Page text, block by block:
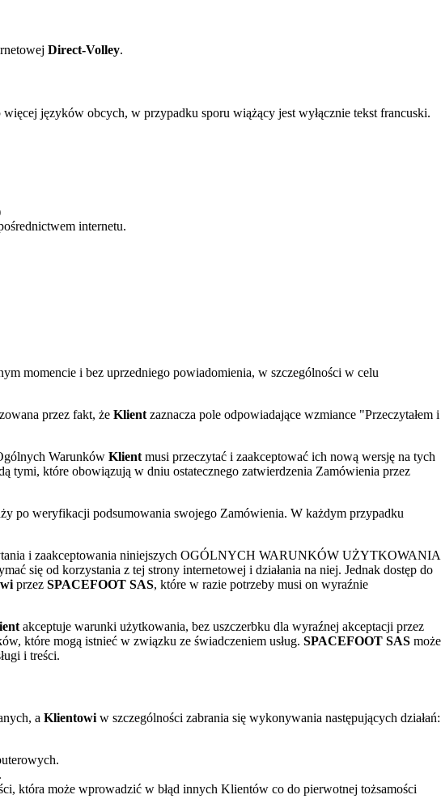
Direct-Volley.
języków obcych, w przypadku sporu wiążący jest wyłącznie tekst francuski.
internetu.
momencie i bez uprzedniego powiadomienia, w szczególności w celu
przez fakt, że Klient zaznacza pole odpowiadające wzmiance "Przeczytałem i
Warunków Klient musi przeczytać i zaakceptować ich nową wersję na tych
tymi, które obowiązują w dniu ostatecznego zatwierdzenia Zamówienia przez
po weryfikacji podsumowania swojego Zamówienia. W każdym przypadku
i zaakceptowania niniejszych OGÓLNYCH WARUNKÓW UŻYTKOWANIA
się od korzystania z tej strony internetowej i działania na niej. Jednak dostęp do
przez SPACEFOOT SAS, które w razie potrzeby musi on wyraźnie
akceptuje warunki użytkowania, bez uszczerbku dla wyraźnej akceptacji przez
które mogą istnieć w związku ze świadczeniem usług. SPACEFOOT SAS może
i treści.
a Klientowiw szczególności zabrania się wykonywania następujących działań:
która może wprowadzić w błąd innych Klientów co do pierwotnej tożsamości